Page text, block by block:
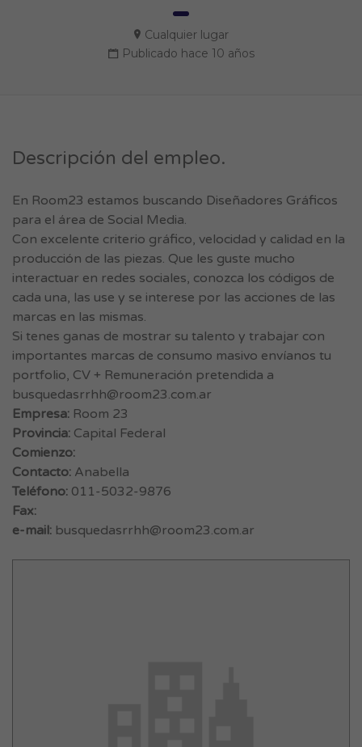
Cualquier lugar
Publicado hace 10 años
Descripción del empleo.
En Room23 estamos buscando Diseñadores Gráficos
para el área de Social Media.
Con excelente criterio gráfico, velocidad y calidad en la
producción de las piezas. Que les guste mucho
interactuar en redes sociales, conozca los códigos de
cada una, las use y se interese por las acciones de las
marcas en las mismas.
Si tenes ganas de mostrar su talento y trabajar con
importantes marcas de consumo masivo envíanos tu
portfolio, CV + Remuneración pretendida a
busquedasrrhh@room23.com.ar
Empresa: Room 23
Provincia: Capital Federal
Comienzo:
Contacto: Anabella
Teléfono: 011-5032-9876
Fax:
e-mail: busquedasrrhh@room23.com.ar